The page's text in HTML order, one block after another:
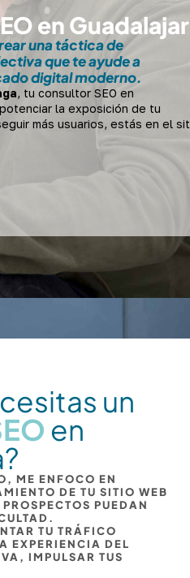
en
una táctica de
que te ayude a
digital moderno.
, tu consultor SEO en
la exposición de tu
más usuarios, estás en el
un
en
ME ENFOCO EN
DE TU SITIO WEB
PUEDAN
TU TRÁFICO
EXPERIENCIA DEL
IMPULSAR TUS